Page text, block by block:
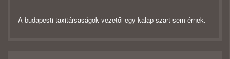
A budapesti taxitársaságok vezetői egy kalap szart sem érnek.